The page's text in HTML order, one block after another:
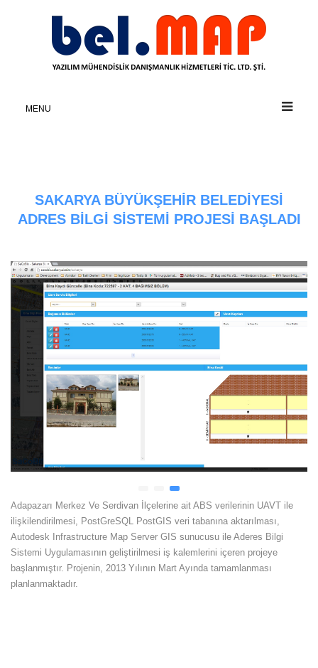
MENU
SAKARYA BÜYÜKŞEHIR BELEDIYESI
ADRES BILGI SISTEMI PROJESI BAŞLADI
Adapazarı Merkez Ve Serdivan İlçelerine ait ABS verilerinin UAVT ile
ilişkilendirilmesi, PostGreSQL PostGIS veri tabanına aktarılması,
Autodesk Infrastructure Map Server GIS sunucusu ile Aderes Bilgi
Sistemi Uygulamasının geliştirilmesi iş kalemlerini içeren projeye
başlanmıştır. Projenin, 2013 Yılının Mart Ayında tamamlanması
planlanmaktadır.